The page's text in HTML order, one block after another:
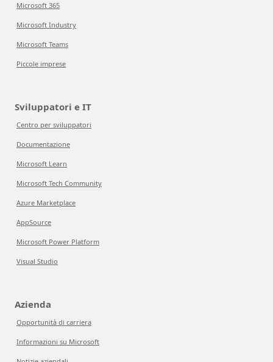
Microsoft 365
Microsoft Industry
Microsoft Teams
Piccole imprese
Sviluppatori e IT
Centro per sviluppatori
Documentazione
Microsoft Learn
Microsoft Tech Community
Azure Marketplace
AppSource
Microsoft Power Platform
Visual Studio
Azienda
Opportunità di carriera
Informazioni su Microsoft